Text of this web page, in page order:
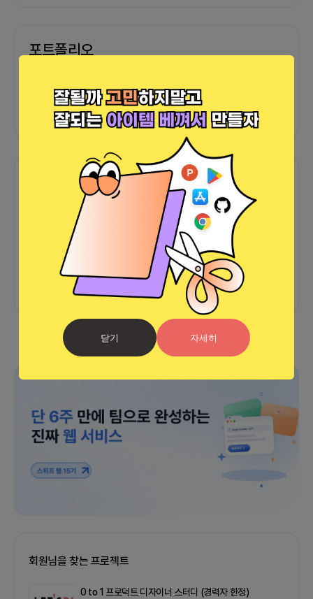
닫기 자세히
포트폴리오
외부 연동 정보가 없습니다
함께한 사람들이 남긴 말
0 프로챗
아직 후기가 도착하지 않았습니다
회원님을 찾는 프로젝트
0 to 1 프로덕트 디자이너 스터디 (경력자 한정)